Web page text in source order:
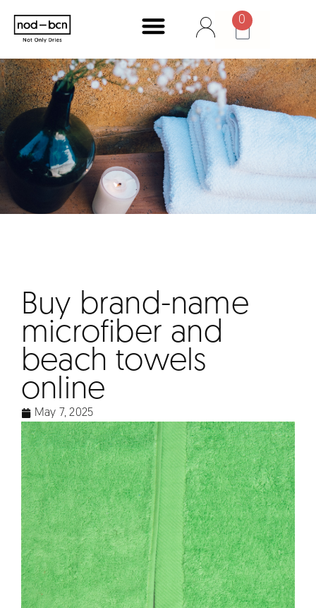
0
Buy brand-name
microfiber and
beach towels
online
May 7, 2025